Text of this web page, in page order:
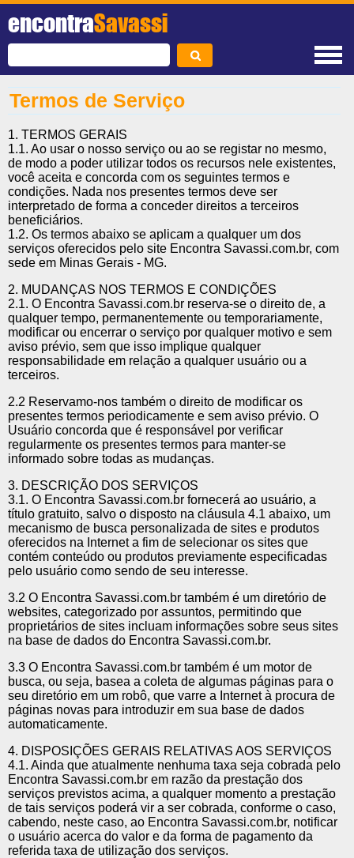
encontraSavassi
Termos de Serviço
1. TERMOS GERAIS
1.1. Ao usar o nosso serviço ou ao se registar no mesmo,
de modo a poder utilizar todos os recursos nele existentes,
você aceita e concorda com os seguintes termos e
condições. Nada nos presentes termos deve ser
interpretado de forma a conceder direitos a terceiros
beneficiários.
1.2. Os termos abaixo se aplicam a qualquer um dos
serviços oferecidos pelo site Encontra Savassi.com.br, com
sede em Minas Gerais - MG.
2. MUDANÇAS NOS TERMOS E CONDIÇÕES
2.1. O Encontra Savassi.com.br reserva-se o direito de, a
qualquer tempo, permanentemente ou temporariamente,
modificar ou encerrar o serviço por qualquer motivo e sem
aviso prévio, sem que isso implique qualquer
responsabilidade em relação a qualquer usuário ou a
terceiros.
2.2 Reservamo-nos também o direito de modificar os
presentes termos periodicamente e sem aviso prévio. O
Usuário concorda que é responsável por verificar
regularmente os presentes termos para manter-se
informado sobre todas as mudanças.
3. DESCRIÇÃO DOS SERVIÇOS
3.1. O Encontra Savassi.com.br fornecerá ao usuário, a
título gratuito, salvo o disposto na cláusula 4.1 abaixo, um
mecanismo de busca personalizada de sites e produtos
oferecidos na Internet a fim de selecionar os sites que
contém conteúdo ou produtos previamente especificadas
pelo usuário como sendo de seu interesse.
3.2 O Encontra Savassi.com.br também é um diretório de
websites, categorizado por assuntos, permitindo que
proprietários de sites incluam informações sobre seus sites
na base de dados do Encontra Savassi.com.br.
3.3 O Encontra Savassi.com.br também é um motor de
busca, ou seja, basea a coleta de algumas páginas para o
seu diretório em um robô, que varre a Internet à procura de
páginas novas para introduzir em sua base de dados
automaticamente.
4. DISPOSIÇÕES GERAIS RELATIVAS AOS SERVIÇOS
4.1. Ainda que atualmente nenhuma taxa seja cobrada pelo
Encontra Savassi.com.br em razão da prestação dos
serviços previstos acima, a qualquer momento a prestação
de tais serviços poderá vir a ser cobrada, conforme o caso,
cabendo, neste caso, ao Encontra Savassi.com.br, notificar
o usuário acerca do valor e da forma de pagamento da
referida taxa de utilização dos serviços.